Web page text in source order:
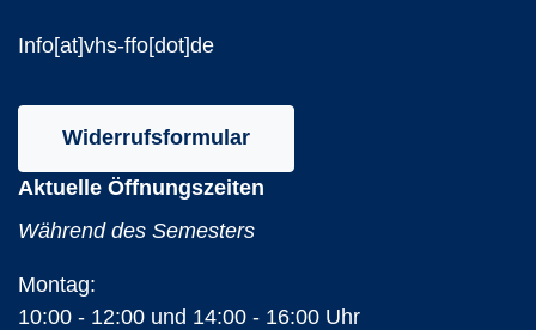
Info[at]vhs-ffo[dot]de
Widerrufsformular
Aktuelle Öffnungszeiten
Während des Semesters
Montag:
10:00 - 12:00 und 14:00 - 16:00 Uhr